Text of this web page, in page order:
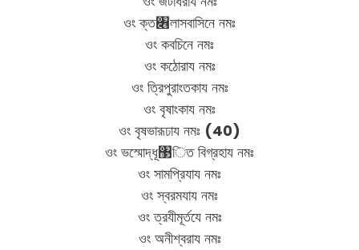
ওং ক্ত৆লাসবাসিনে নমঃ
ওং কবচিনে নমঃ
ওং কঠোরায নমঃ
ওং ত্রিপুরাংতকায নমঃ
ওং বৃষাংকায নমঃ
ওং বৃষভারূঢায নমঃ (40)
ওং ভস্মোদ্ধূ঳িত বিগ্রহায নমঃ
ওং সামপ্রিযায নমঃ
ওং স্বরমযায নমঃ
ওং ত্রযীমূর্তযে নমঃ
ওং অনীশ্বরায নমঃ